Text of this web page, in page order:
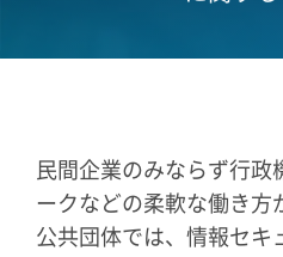
民間企業のみならず行政
ークなどの柔軟な働き方
公共団体では、情報セキ